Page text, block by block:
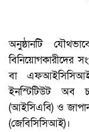
অনুষ্ঠানটি
বিনিয়োগকারীদের
বা
ইনস্টিটিউট অব
(আইসিএবি) ও জাপান-
(জেবিসিসিআই)।